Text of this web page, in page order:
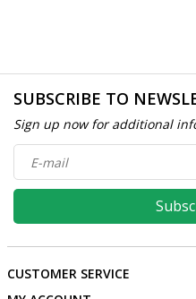
SUBSCRIBE TO
Sign up now for additional
CUSTOMER SERVICE